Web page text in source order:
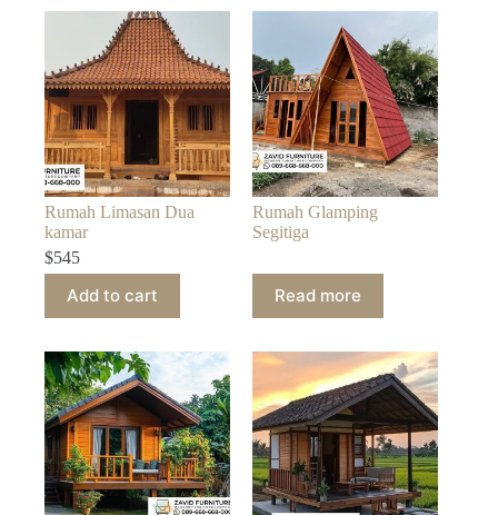
Rumah Limasan Dua
kamar
$545
Add to cart
Rumah Glamping
Segitiga
Read more